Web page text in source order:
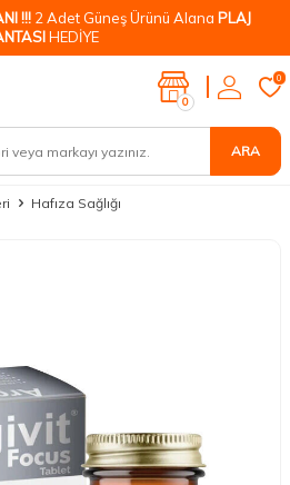
!!! 2 Adet Güneş Ürünü Alana PLAJ
HEDİYE
ARA
0
0
Hafıza Sağlığı